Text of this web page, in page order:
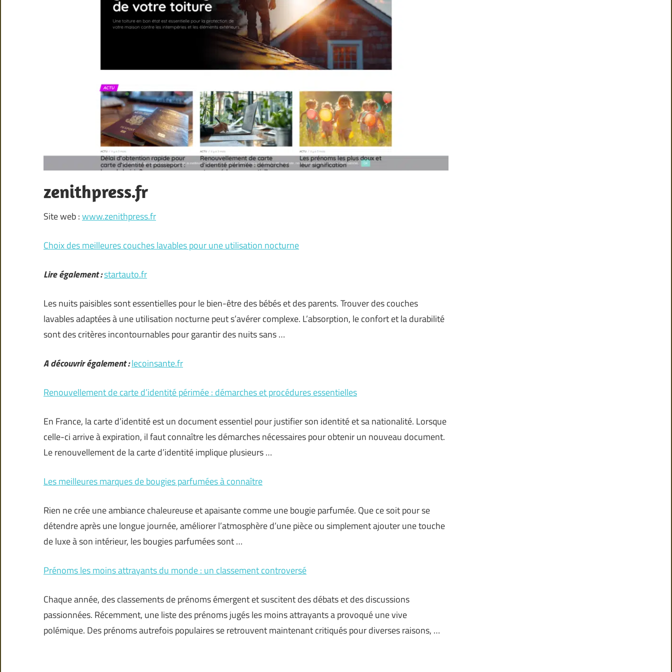
zenithpress.fr
Site web :www.zenithpress.fr
Choix des meilleures couches lavables pour une utilisation nocturne
Lire également :startauto.fr
Les nuits paisibles sont essentielles pour le bien-être des bébés et des parents. Trouver des couches
lavables adaptées à une utilisation nocturne peut s’avérer complexe. L’absorption, le confort et la durabilité
sont des critères incontournables pour garantir des nuits sans …
A découvrir également :lecoinsante.fr
Renouvellement de carte d’identité périmée : démarches et procédures essentielles
En France, la carte d’identité est un document essentiel pour justifier son identité et sa nationalité. Lorsque
celle-ci arrive à expiration, il faut connaître les démarches nécessaires pour obtenir un nouveau document.
Le renouvellement de la carte d’identité implique plusieurs …
Les meilleures marques de bougies parfumées à connaître
Rien ne crée une ambiance chaleureuse et apaisante comme une bougie parfumée. Que ce soit pour se
détendre après une longue journée, améliorer l’atmosphère d’une pièce ou simplement ajouter une touche
de luxe à son intérieur, les bougies parfumées sont …
Prénoms les moins attrayants du monde : un classement controversé
Chaque année, des classements de prénoms émergent et suscitent des débats et des discussions
passionnées. Récemment, une liste des prénoms jugés les moins attrayants a provoqué une vive
polémique. Des prénoms autrefois populaires se retrouvent maintenant critiqués pour diverses raisons, …